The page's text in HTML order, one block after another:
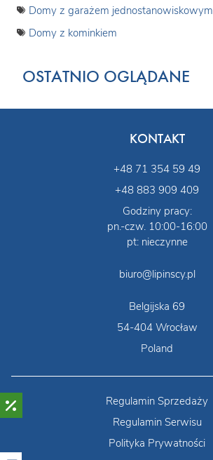
Domy z garażem jednostanowiskowym
Domy z kominkiem
OSTATNIO OGLĄDANE
KONTAKT
+48 71 354 59 49
+48 883 909 409
Godziny pracy:
pn.-czw. 10:00-16:00
pt: nieczynne
biuro@lipinscy.pl
Belgijska 69
54-404 Wrocław
Poland
Regulamin Sprzedaży
Regulamin Serwisu
Polityka Prywatności